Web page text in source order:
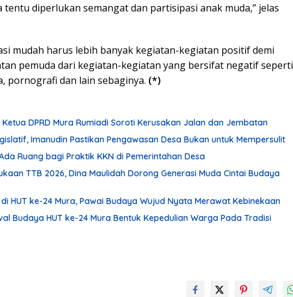
tentu diperlukan semangat dan partisipasi anak muda,” jelas
mudah harus lebih banyak kegiatan-kegiatan positif demi
pemuda dari kegiatan-kegiatan yang bersifat negatif seperti
pornografi dan lain sebaginya. (*)
DPRD Mura Rumiadi Soroti Kerusakan Jalan dan Jembatan
Imanudin Pastikan Pengawasan Desa Bukan untuk Mempersulit
Ruang bagi Praktik KKN di Pemerintahan Desa
TTB 2026, Dina Maulidah Dorong Generasi Muda Cintai Budaya
di HUT ke-24 Mura, Pawai Budaya Wujud Nyata Merawat Kebinekaan
Budaya HUT ke-24 Mura Bentuk Kepedulian Warga Pada Tradisi